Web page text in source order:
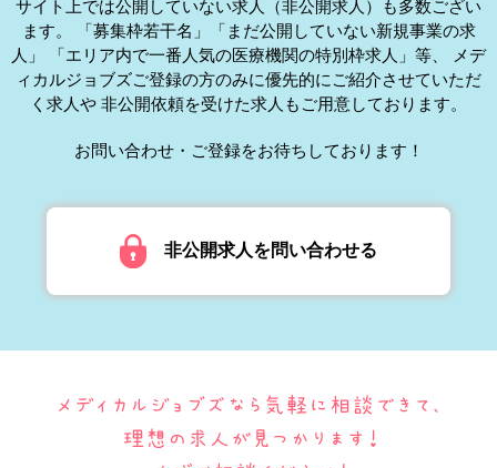
サイト上では公開していない求人（非公開求人）も多数ござい
ます。
「募集枠若干名」「まだ公開していない新規事業の求
人」
「エリア内で一番人気の医療機関の特別枠求人」等、
メデ
ィカルジョブズご登録の方のみに優先的にご紹介させていただ
く求人や 非公開依頼を受けた求人もご用意しております。
お問い合わせ・ご登録をお待ちしております！
非公開求人を問い合わせる